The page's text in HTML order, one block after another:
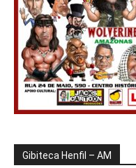
Gibiteca Henfil – AM